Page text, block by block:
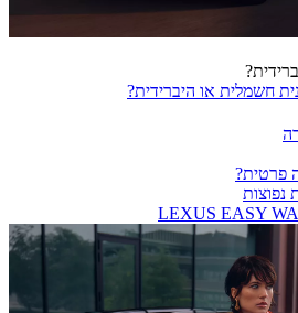
חשמלית או היברידית?
פרטית?
נפוצות